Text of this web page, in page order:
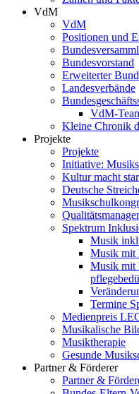
VdM
VdM
Positionen und
Bundesvorstand
Erweiterter
Landesverbände
VdM-
Kleine Chronik
Projekte
Projekte
Initiative:
Kultur macht
Deutsche
Spektrum
Musik
Musik mit
Musik mit
Termine
Medienpreis
Musikalische
Musiktherapie
Gesunde
Partner & Förderer
Partner &